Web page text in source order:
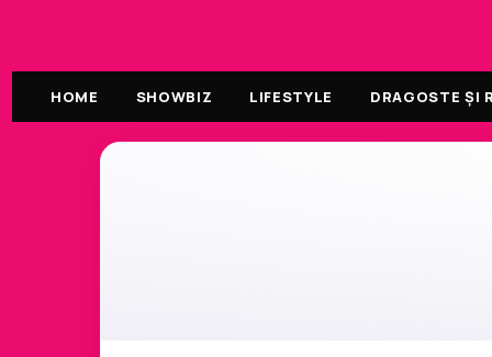
HOME SHOWBIZ LIFESTYLE DRAGOSTE ȘI